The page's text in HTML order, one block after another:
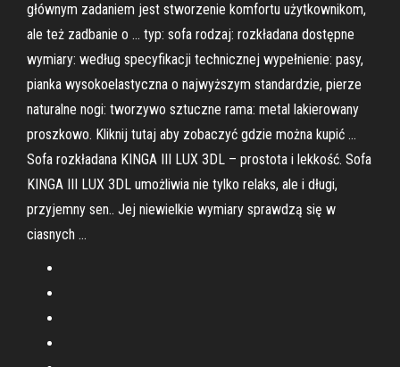
głównym zadaniem jest stworzenie komfortu użytkownikom,
ale też zadbanie o … typ: sofa rodzaj: rozkładana dostępne
wymiary: według specyfikacji technicznej wypełnienie: pasy,
pianka wysokoelastyczna o najwyższym standardzie, pierze
naturalne nogi: tworzywo sztuczne rama: metal lakierowany
proszkowo. Kliknij tutaj aby zobaczyć gdzie można kupić …
Sofa rozkładana KINGA III LUX 3DL – prostota i lekkość. Sofa
KINGA III LUX 3DL umożliwia nie tylko relaks, ale i długi,
przyjemny sen.. Jej niewielkie wymiary sprawdzą się w
ciasnych …